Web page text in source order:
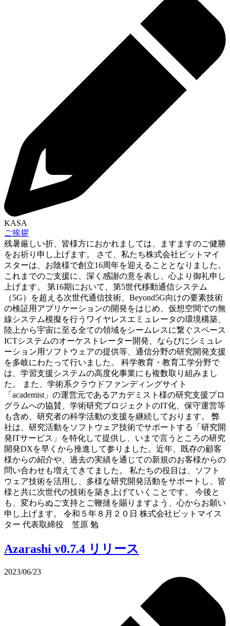
KASA
ご挨拶
残暑厳しい折、皆様方におかれましては、ますますのご健勝
をお祈り申し上げます。 さて、私たち株式会社ビットマイ
スターは、お陰様で創立16周年を迎えることとなりました。
これまでのご支援に、深く感謝の意を表し、心より御礼申し
上げます。 第16期において、第5世代移動通信システム
（5G）を超える次世代通信技術、Beyond5G向けの要素技術
の検証用アプリケーションの開発をはじめ、仮想空間での無
線システム模擬を行うワイヤレスエミュレータの環境構築、
陸上から宇宙に至る全ての領域をシームレスに繋ぐスペース
ICTシステムのオーケストレーター開発、ならびにシミュレ
ーション用ソフトウェアの提供等、通信分野の研究開発支援
を多岐にわたって行いました。 科学教育・教育工学分野で
は、学習支援システムの高度化事業にも複数取り組みまし
た。 また、学術系クラウドファンディングサイト
「academist」の運営元であるアカデミスト様の研究支援プロ
グラムへの協賛、学術研究プロジェクトのIT化、保守運営等
も含め、研究者の科学活動の支援を継続しております。 弊
社は、研究活動をソフトウェア技術でサポートする「研究開
発ITサービス」を特化して提供し、いまで言うところの研究
開発DXを早くから推進して参りました。近年、既存の顧客
様からの紹介や、過去の実績を通じての新規のお客様からの
問い合わせも増えてきてました。 私たちの役目は、ソフト
ウェア技術を活用し、多様な研究開発活動をサポートし、皆
様と共に次世代の技術を築き上げていくことです。 今後と
も、変わらぬご支持とご鞭撻を賜りますよう、心からお願い
申し上げます。 令和５年８月２０日 株式会社ビットマイス
ター 代表取締役 笠原 勉
Azarashi v0.7.4 リリース
2023/06/23